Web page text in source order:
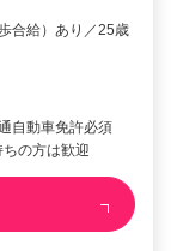
合給）あり／25歳
自動車免許必須
の方は歓迎